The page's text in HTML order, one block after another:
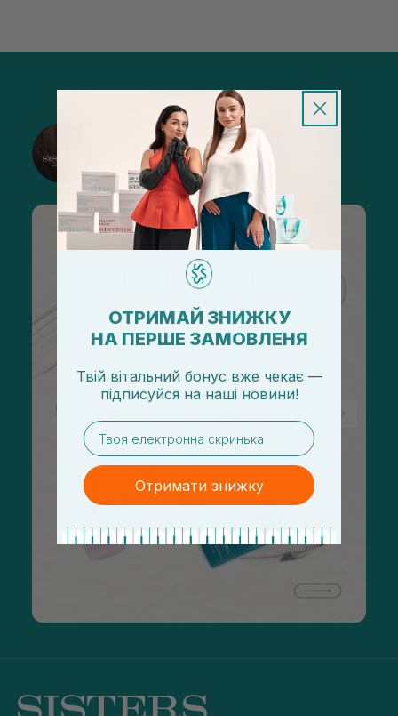
@sisters_stelmakh в Instagram
Подписаться
ОТРИМАЙ ЗНИЖКУ
НА ПЕРШЕ ЗАМОВЛЕНЯ
Твій вітальний бонус вже чекає —
підписуйся на наші новини!
email
Отримати знижку